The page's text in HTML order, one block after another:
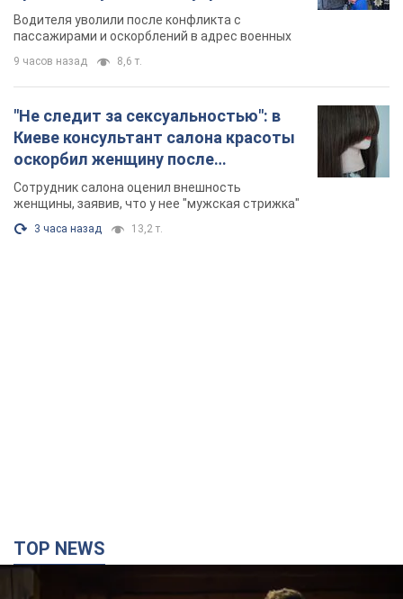
военным и поплатился за это.
Видео
Водителя уволили после конфликта с
пассажирами и оскорблений в адрес военных
9 часов назад 8,6 т.
"Не следит за сексуальностью": в
Киеве консультант салона красоты
оскорбил женщину после
химиотерапии, разгорелся скандал.
Фото
Сотрудник салона оценил внешность
женщины, заявив, что у нее "мужская стрижка"
3 часа назад 13,2 т.
TOP NEWS